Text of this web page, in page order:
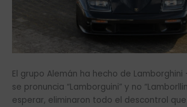
El grupo Alemán ha hecho de
se pronuncia “Lamborguini” y no
esperar, eliminaron todo el descontrol